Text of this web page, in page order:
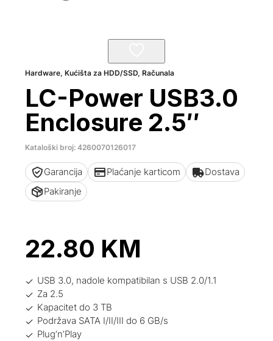
Hardware,Kućišta za HDD/SSD,Računala
LC-Power USB3.0
Enclosure 2.5″
Kataloški broj: 4260070126017
Garancija Plaćanje karticom
Dostava
Pakiranje
22.80 KM
USB 3.0, nadole kompatibilan s USB 2.0/1.1
Za 2.5
Kapacitet do 3 TB
Podržava SATA I/II/III do 6 GB/s
Plug‘n’Play